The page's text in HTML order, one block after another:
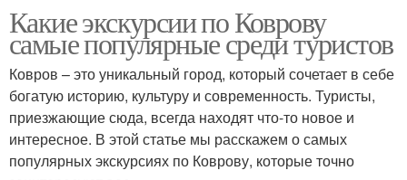
Какие экскурсии по Коврову
самые популярные среди туристов
Ковров – это уникальный город, который сочетает в себе
богатую историю, культуру и современность. Туристы,
приезжающие сюда, всегда находят что-то новое и
интересное. В этой статье мы расскажем о самых
популярных экскурсиях по Коврову, которые точно